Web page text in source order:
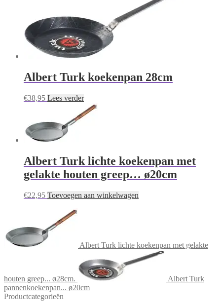
Albert Turk koekenpan 28cm
€38,95 Lees verder
Albert Turk lichte koekenpan met
gelakte houten greep… ø20cm
€22,95 Toevoegen aan winkelwagen
Albert Turk lichte koekenpan met gelakte
houten greep... ø28cm.
Albert Turk
pannenkoekenpan... ø20cm
Productcategorieën